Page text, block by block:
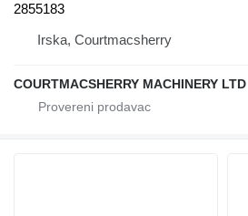
2855183
Irska, Courtmacsherry
COURTMACSHERRY MACHINERY LTD